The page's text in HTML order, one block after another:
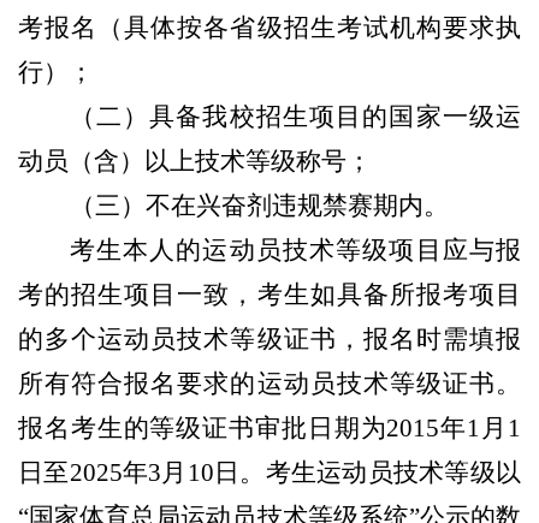
考报名（具体按各省级招生考试机构要求执
行）；
（二）具备我校招生项目的国家一级运
动员（含）以上技术等级称号；
（三）不在兴奋剂违规禁赛期内。
考生本人的运动员技术等级项目应与报
考的招生项目一致，考生如具备所报考项目
的多个运动员技术等级证书，报名时需填报
所有符合报名要求的运动员技术等级证书。
报名考生的等级证书审批日期为2015年1月1
日至2025年3月10日。考生运动员技术等级以
“国家体育总局运动员技术等级系统”公示的数